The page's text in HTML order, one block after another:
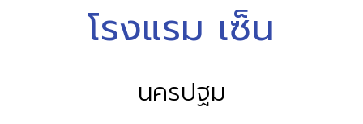
โรงแรม เซ็น
นครปฐม